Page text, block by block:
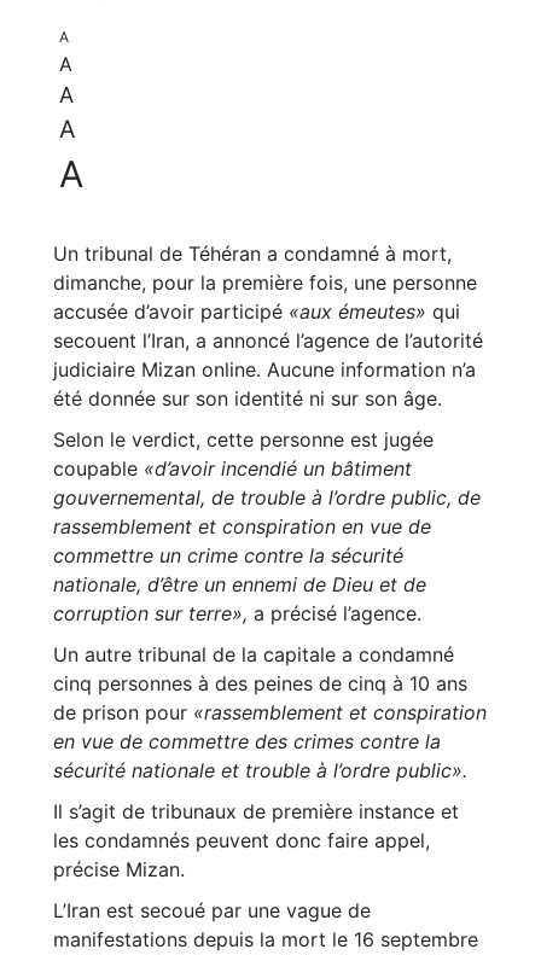
A
A
A
A
A
Un tribunal de Téhéran a condamné à mort,
dimanche, pour la première fois, une personne
accusée d’avoir participé «aux émeutes» qui
secouent l’Iran, a annoncé l’agence de l’autorité
judiciaire Mizan online. Aucune information n’a
été donnée sur son identité ni sur son âge.
Selon le verdict, cette personne est jugée
coupable «d’avoir incendié un bâtiment
gouvernemental, de trouble à l’ordre public, de
rassemblement et conspiration en vue de
commettre un crime contre la sécurité
nationale, d’être un ennemi de Dieu et de
corruption sur terre», a précisé l’agence.
Un autre tribunal de la capitale a condamné
cinq personnes à des peines de cinq à 10 ans
de prison pour «rassemblement et conspiration
en vue de commettre des crimes contre la
sécurité nationale et trouble à l’ordre public».
Il s’agit de tribunaux de première instance et
les condamnés peuvent donc faire appel,
précise Mizan.
L’Iran est secoué par une vague de
manifestations depuis la mort le 16 septembre